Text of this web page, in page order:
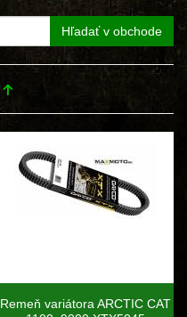
Hľadať v obchode
Remeň variátora ARCTIC CAT